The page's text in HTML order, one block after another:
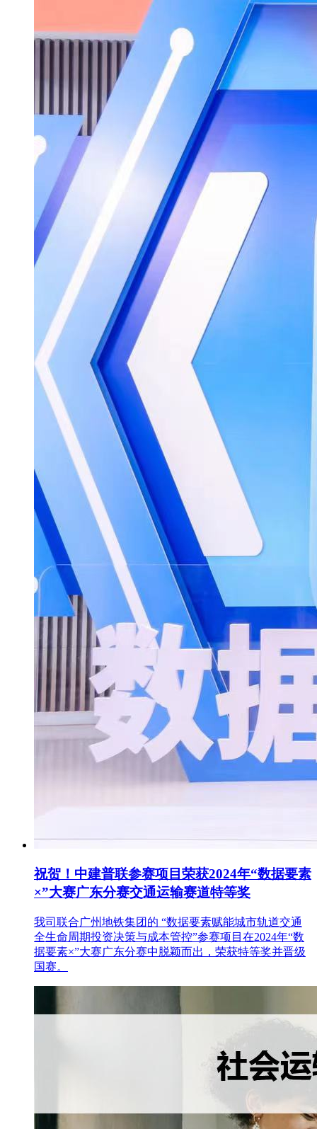
祝贺！中建普联参赛项目荣获2024年“数据要素
×”大赛广东分赛交通运输赛道特等奖
我司联合广州地铁集团的 “数据要素赋能城市轨道交通
全生命周期投资决策与成本管控”参赛项目在2024年“数
据要素×”大赛广东分赛中脱颖而出，荣获特等奖并晋级
国赛。